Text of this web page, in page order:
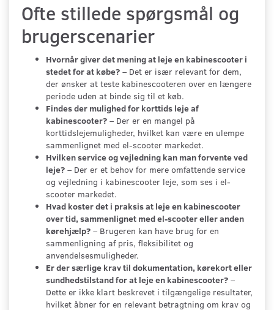
Ofte stillede spørgsmål og
brugerscenarier
Hvornår giver det mening at leje en kabinescooter i
stedet for at købe? – Det er især relevant for dem,
der ønsker at teste kabinescooteren over en længere
periode uden at binde sig til et køb.
Findes der mulighed for korttids leje af
kabinescooter? – Der er en mangel på
korttidslejemuligheder, hvilket kan være en ulempe
sammenlignet med el-scooter markedet.
Hvilken service og vejledning kan man forvente ved
leje? – Der er et behov for mere omfattende service
og vejledning i kabinescooter leje, som ses i el-
scooter markedet.
Hvad koster det i praksis at leje en kabinescooter
over tid, sammenlignet med el-scooter eller anden
kørehjælp? – Brugeren kan have brug for en
sammenligning af pris, fleksibilitet og
anvendelsesmuligheder.
Er der særlige krav til dokumentation, kørekort eller
sundhedstilstand for at leje en kabinescooter? –
Dette er ikke klart beskrevet i tilgængelige resultater,
hvilket åbner for en relevant betragtning om krav og